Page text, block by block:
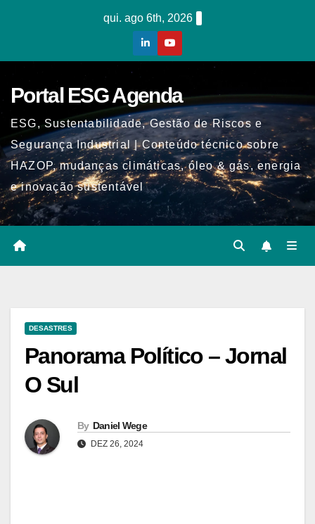
qui. ago 6th, 2026
Portal ESG Agenda
ESG, Sustentabilidade, Gestão de Riscos e
Segurança Industrial | Conteúdo técnico sobre
HAZOP, mudanças climáticas, óleo & gás, energia
e inovação sustentável
DESASTRES
Panorama Político – Jornal
O Sul
By Daniel Wege
DEZ 26, 2024